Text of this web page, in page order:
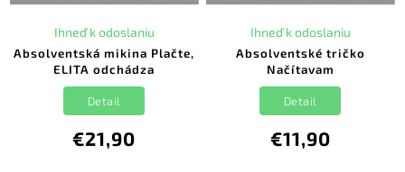
Absolventská mikina Plačte,
ELITA odchádza
Ihneď k odoslaniu
€21,90
Detail
Absolventské tričko
Načítavam
Ihneď k odoslaniu
€11,90
Detail